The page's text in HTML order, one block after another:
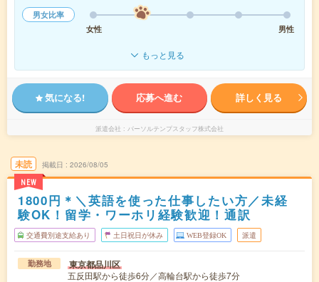
男女比率
女性
男性
もっと見る
気になる! 応募へ進む 詳しく見る
派遣会社 パーソルテンプスタッフ株式会社
未読
NEW
掲載日 2026/08/05
1800円＊＼英語を使った仕事したい方／未経
験OK！留学・ワーホリ経験歓迎！通訳
交通費別途支給あり 土日祝日が休み WEB登録OK 派遣
勤務地 東京都品川区
五反田駅から徒歩6分／高輪台駅から徒歩7分